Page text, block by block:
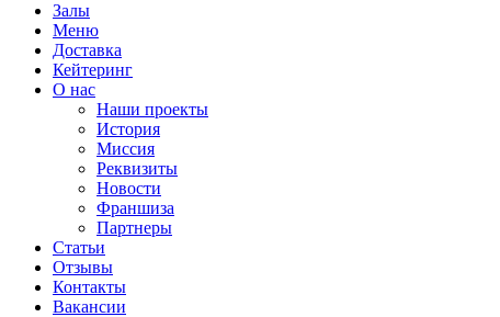
Залы
Меню
Доставка
Кейтеринг
О нас
Наши проекты
История
Миссия
Реквизиты
Новости
Франшиза
Партнеры
Статьи
Отзывы
Контакты
Вакансии